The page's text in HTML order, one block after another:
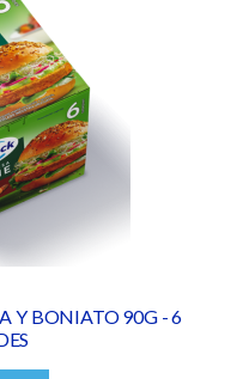
Y BONIATO 90G - 6